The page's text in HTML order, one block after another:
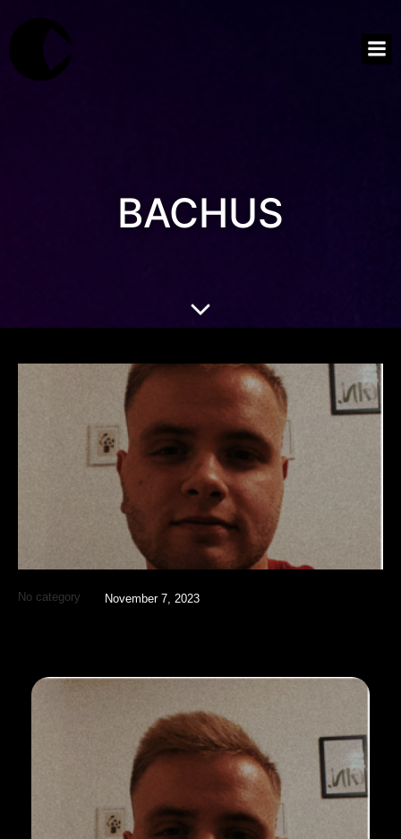
BACHUS
No category November 7, 2023